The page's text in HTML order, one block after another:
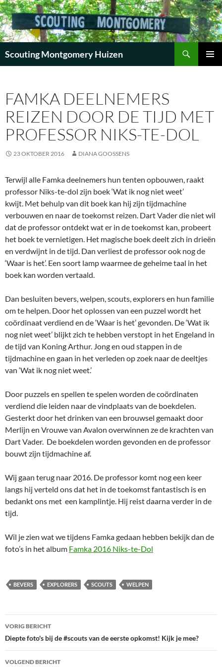
Scouting Montgomery Huizen
INHOUD
FAMKA DEELNEMERS
REIZEN DOOR DE TIJD MET
PROFESSOR NIKS-TE-DOL
23 OKTOBER 2016 DIANA GOOSSENS
Terwijl alle Famka deelnemers hun tenten opbouwen, raakt
professor Niks-te-dol zijn boek ‘Wat ik nog niet weet’
kwijt. Met behulp van dit boek kan hij zijn tijdmachine
verbouwen en naar de toekomst reizen. Dart Vader die niet wil
dat de professor ontdekt wat er in de toekomst kan, probeert
het boek te vernietigen. Het magische boek deelt zich in drieën
en verdwijnt in de tijd. Dan verliest de professor ook nog de
‘Waar is het’. Een soort lamp waarmee de geheime taal in het
boek kan worden vertaald.
Dan besluiten bevers, welpen, scouts, explorers en hun familie
om te helpen. Door het oplossen van een puzzel wordt het
coördinaat verdiend en de ‘Waar is het’ gevonden. De ‘Wat ik
nog niet weet’ blijkt zich te hebben verstopt in het Engeland in
de tijd van Koning Arthur. Jong en oud stappen in de
tijdmachine en gaan in het verleden op zoek naar de deeltjes
van ‘Wat ik nog niet weet.’
Door puzzels en spellen te spelen worden de coördinaten
verdiend die leiden naar de vindplaats van de boekdelen.
Gesterkt door het drinken van een brouwsel gemaakt door
Merlijn en Vrouwe van Avalon overwinnen ze de krachten van
Dart Vader. De boekdelen worden gevonden en de professor
bouwt zijn tijdmachine af.
Wij gaan terug naar 2016. De professor komt nog een keer
langs hij verteld ons dat het in de toekomst fantastisch is en
bedankt ons met een kamplintje. Hij reist daarna verder in de
tijd.
Wil je zien wat we tijdens Famka gedaan hebben bekijk dan de
foto’s in het album Famka 2016 Niks-te-Dol
BEVERS EXPLORERS SCOUTS WELPEN
Bericht
navigatie
VORIG BERICHT
Diepte foto's bij de #scouts van de eerste opkomst! Kijk je mee?
VOLGEND BERICHT